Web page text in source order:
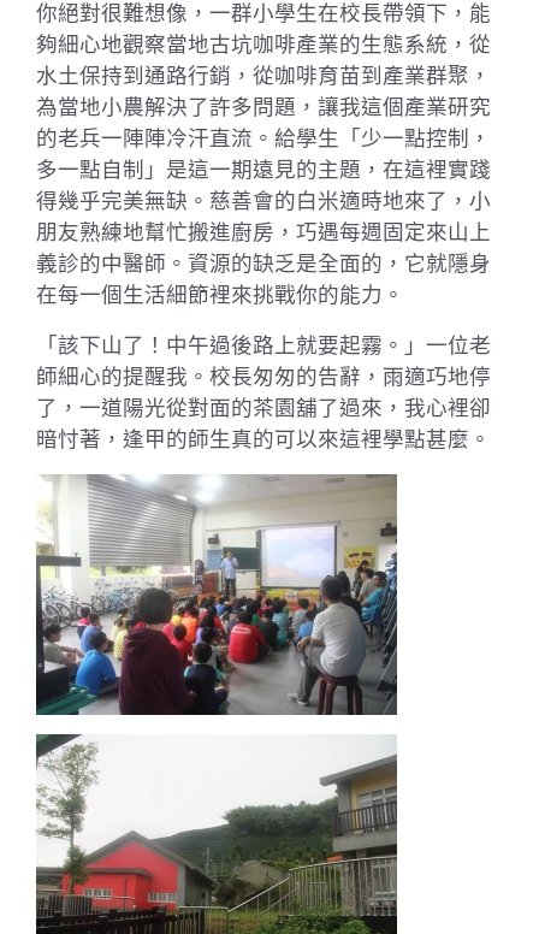
你絕對很難想像，一群小學生在校長帶領下，能
夠細心地觀察當地古坑咖啡產業的生態系統，從
水土保持到通路行銷，從咖啡育苗到產業群聚，
為當地小農解決了許多問題，讓我這個產業研究
的老兵一陣陣冷汗直流。給學生「少一點控制，
多一點自制」是這一期遠見的主題，在這裡實踐
得幾乎完美無缺。慈善會的白米適時地來了，小
朋友熟練地幫忙搬進廚房，巧遇每週固定來山上
義診的中醫師。資源的缺乏是全面的，它就隱身
在每一個生活細節裡來挑戰你的能力。
「該下山了！中午過後路上就要起霧。」一位老
師細心的提醒我。校長匆匆的告辭，雨適巧地停
了，一道陽光從對面的茶園舖了過來，我心裡卻
暗忖著，逢甲的師生真的可以來這裡學點甚麼。